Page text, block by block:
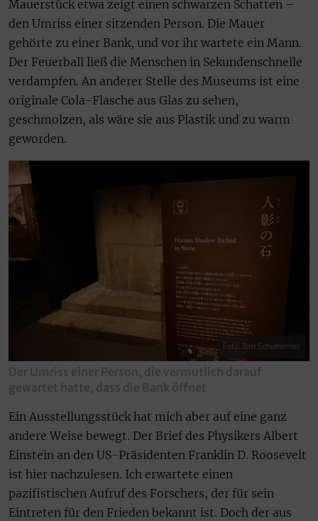
Mauerstück etwa zeigt einen schwarzen Schatten –
den Umriss einer sitzenden Person. Die Mauer
gehörte zu einer Bank, und vor ihr wartete ein Mann.
Der Feuerball ließ die Menschen in Sekundenschnelle
verdampfen. An anderer Stelle des Museums ist eine
originale Cola-Flasche aus Glas zu sehen,
geschmolzen, als wäre sie aus Plastik und zu warm
geworden.
Foto: Jörn Schumacher
Der Umriss einer Person, die vermutlich darauf
gewartet hatte, dass die Bank öffnet
Ein Ausstellungsstück hat mich aber auf eine ganz
andere Weise bewegt. Der Brief des Physikers Albert
Einstein an den US-Präsidenten Franklin D. Roosevelt
ist hier nachzulesen. Ich erwartete einen
pazifistischen Aufruf des Forschers, der für sein
Eintreten für den Frieden bekannt ist. Doch der aus